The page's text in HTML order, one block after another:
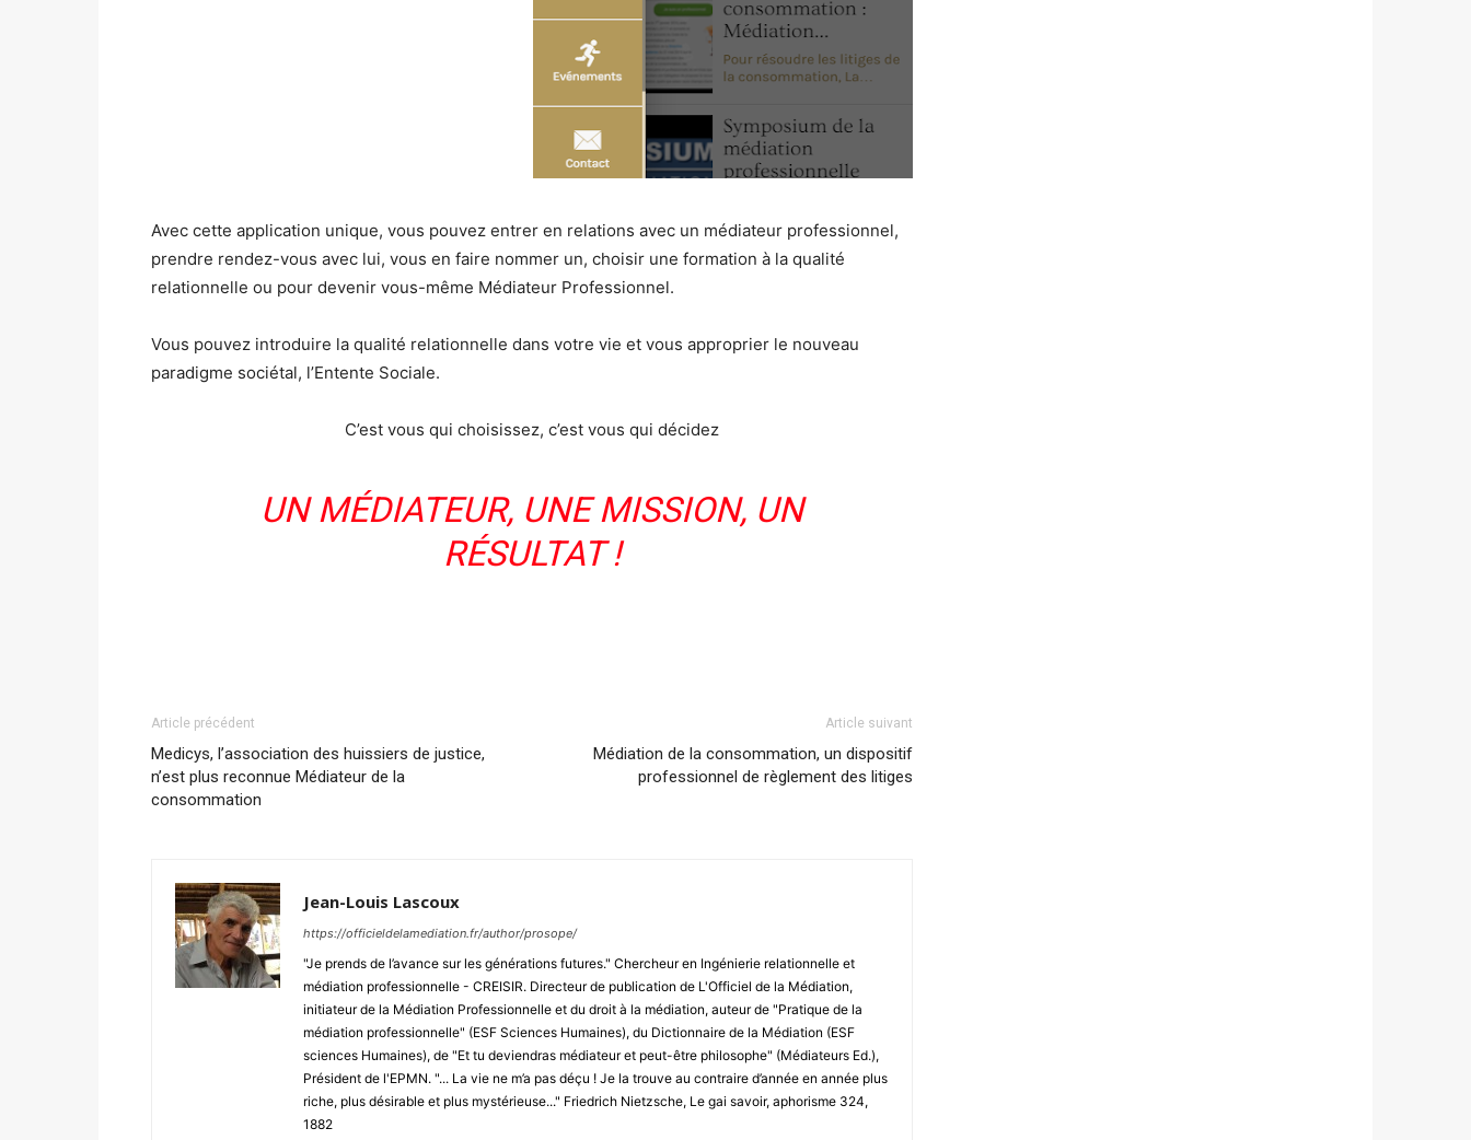
Avec cette application unique, vous pouvez entrer en relations avec un médiateur professionnel,
prendre rendez-vous avec lui, vous en faire nommer un, choisir une formation à la qualité
relationnelle ou pour devenir vous-même Médiateur Professionnel.
Vous pouvez introduire la qualité relationnelle dans votre vie et vous approprier le nouveau
paradigme sociétal, l’Entente Sociale.
C’est vous qui choisissez, c’est vous qui décidez
UN MÉDIATEUR, UNE MISSION, UN
RÉSULTAT !
Article précédent
Medicys, l’association des huissiers de justice,
n’est plus reconnue Médiateur de la
consommation
Article suivant
Médiation de la consommation, un dispositif
professionnel de règlement des litiges
Jean-Louis Lascoux
https://officieldelamediation.fr/author/prosope/
"Je prends de l’avance sur les générations futures." Chercheur en Ingénierie relationnelle et
médiation professionnelle - CREISIR. Directeur de publication de L'Officiel de la Médiation,
initiateur de la Médiation Professionnelle et du droit à la médiation, auteur de "Pratique de la
médiation professionnelle" (ESF Sciences Humaines), du Dictionnaire de la Médiation (ESF
sciences Humaines), de "Et tu deviendras médiateur et peut-être philosophe" (Médiateurs Ed.),
Président de l'EPMN. "... La vie ne m’a pas déçu ! Je la trouve au contraire d’année en année plus
riche, plus désirable et plus mystérieuse..." Friedrich Nietzsche, Le gai savoir, aphorisme 324,
1882